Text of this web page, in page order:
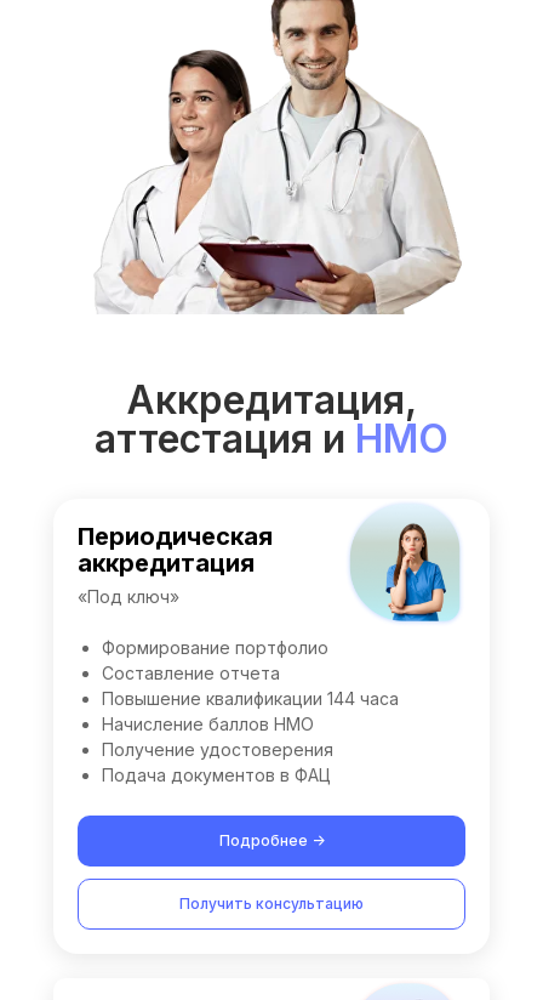
Аккредитация,
аттестация и НМО
Периодическая
аккредитация
«Под ключ»
Формирование портфолио
Составление отчета
Повышение квалификации 144 часа
Начисление баллов НМО
Получение удостоверения
Подача документов в ФАЦ
Подробнее ->
Получить консультацию